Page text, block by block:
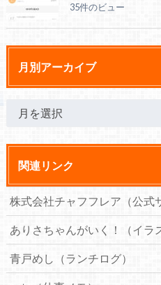
35件のビュー
月別アーカイブ
関連リンク
株式会社チャフフレア（公式
ありさちゃんがいく！（イラ
青戸めし（ランチログ）